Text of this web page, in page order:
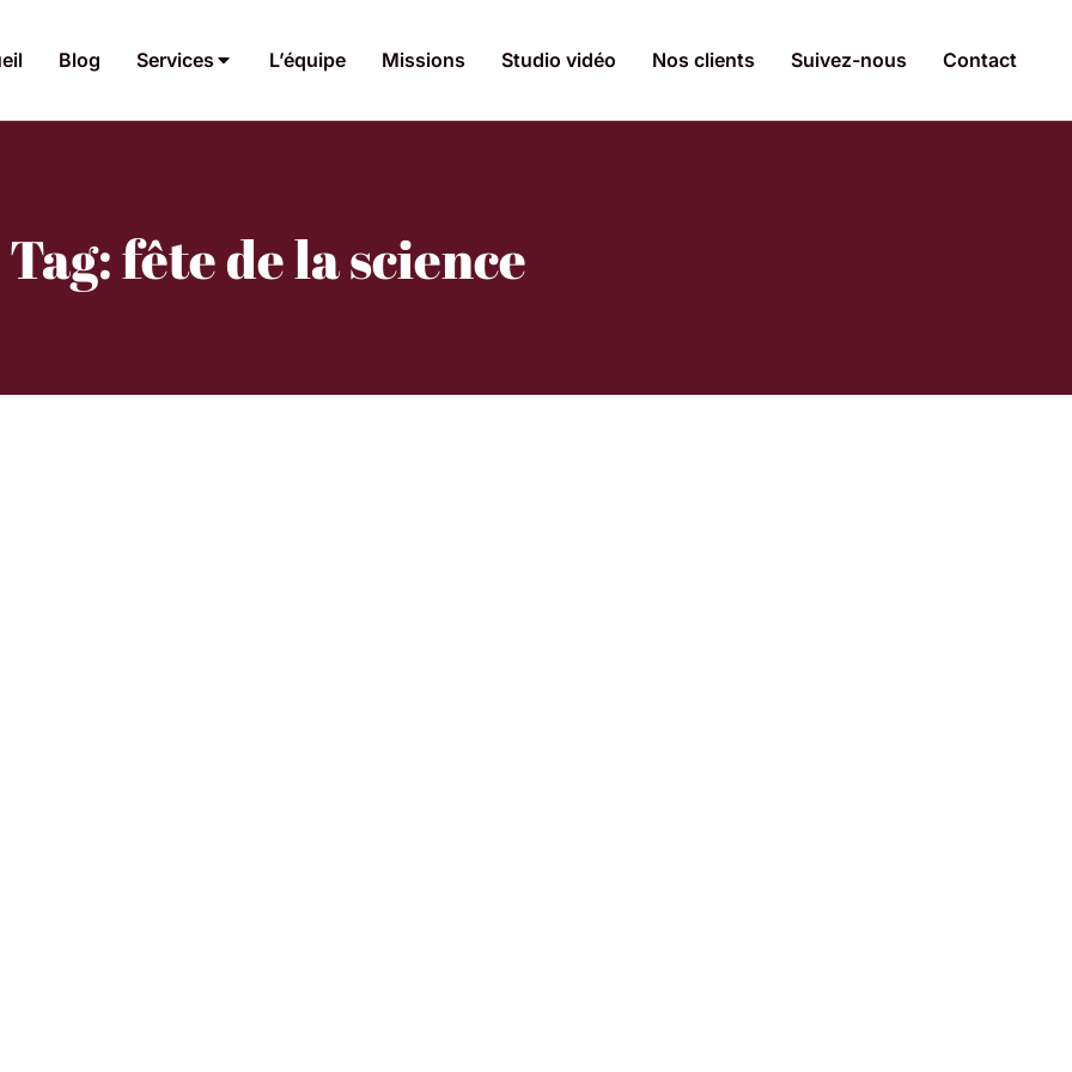
Blog Services L’équipe Missions Studio vidéo Nos clients Suivez-nous Contact
Tag: fête de la science